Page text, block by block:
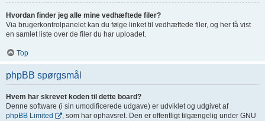
Hvordan finder jeg alle mine vedhæftede filer?
Via brugerkontrolpanelet kan du følge linket til vedhæftede filer, og her få vist
en samlet liste over de filer du har uploadet.
Top
phpBB spørgsmål
Hvem har skrevet koden til dette board?
Denne software (i sin umodificerede udgave) er udviklet og udgivet af
phpBB Limited
, som har ophavsret. Den er offentligt tilgængelig under GNU